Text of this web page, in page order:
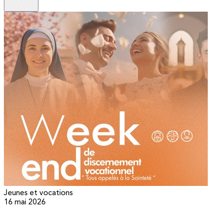
Jeunes et vocations
16 mai 2026